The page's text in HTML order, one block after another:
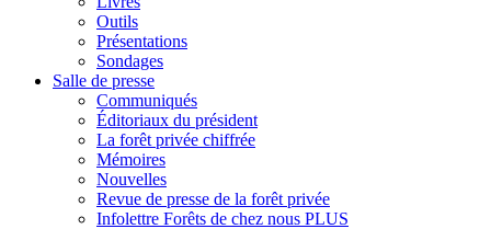
Outils
Présentations
Sondages
Salle de presse
Communiqués
Éditoriaux du président
La forêt privée chiffrée
Mémoires
Nouvelles
Revue de presse de la forêt privée
Infolettre Forêts de chez nous PLUS